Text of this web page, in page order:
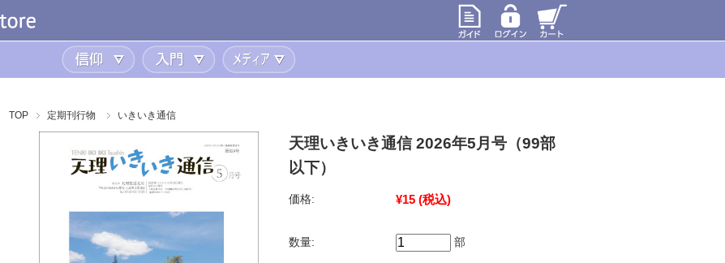
信仰 入門
TOP 定期刊行物 いきいき通信
天理いきいき通信 2026年5月号（99部
以下）
価格: ¥15 (税込)
数量: 部